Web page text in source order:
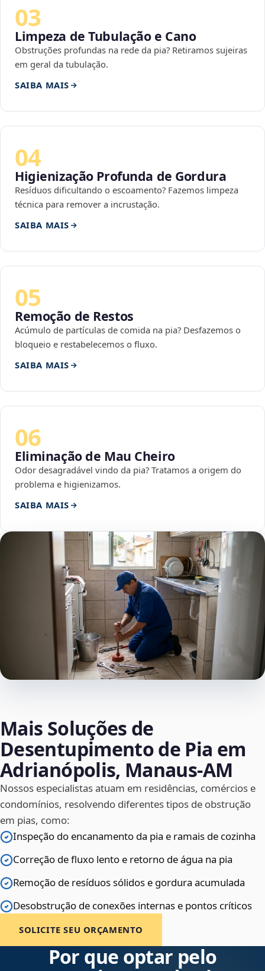
03
Limpeza de Tubulação e Cano
Obstruções profundas na rede da pia? Retiramos sujeiras
em geral da tubulação.
SAIBA MAIS
04
Higienização Profunda de Gordura
Resíduos dificultando o escoamento? Fazemos limpeza
técnica para remover a incrustação.
SAIBA MAIS
05
Remoção de Restos
Acúmulo de partículas de comida na pia? Desfazemos o
bloqueio e restabelecemos o fluxo.
SAIBA MAIS
06
Eliminação de Mau Cheiro
Odor desagradável vindo da pia? Tratamos a origem do
problema e higienizamos.
SAIBA MAIS
Mais Soluções de
Desentupimento de Pia em
Adrianópolis, Manaus‑AM
Nossos especialistas atuam em residências, comércios e
condomínios, resolvendo diferentes tipos de obstrução
em pias, como:
Inspeção do encanamento da pia e ramais de cozinha
Correção de fluxo lento e retorno de água na pia
Remoção de resíduos sólidos e gordura acumulada
Desobstrução de conexões internas e pontos críticos
SOLICITE SEU ORÇAMENTO
Por que optar pelo